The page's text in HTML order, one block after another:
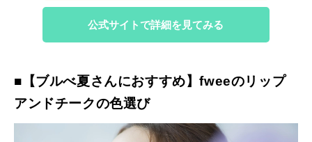
公式サイトで詳細を見てみる
■【ブルべ夏さんにおすすめ】fweeのリップ
アンドチークの色選び